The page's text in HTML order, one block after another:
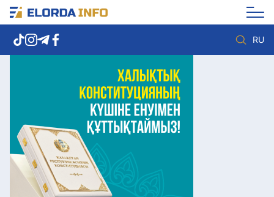
RU
Елорда жаңалықтары
Көзқарас
Саясат
Видео
Әлеумет
Экономика
Спорт
Мәдениет